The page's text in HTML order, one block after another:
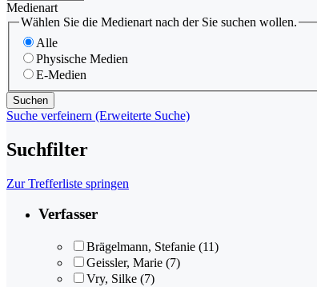
Medienart
Wählen Sie die Medienart nach der Sie suchen wollen.
Alle
Physische Medien
E-Medien
Suche verfeinern (Erweiterte Suche)
Suchfilter
Zur Trefferliste springen
Verfasser
Brägelmann, Stefanie (11)
Geissler, Marie (7)
Vry, Silke (7)